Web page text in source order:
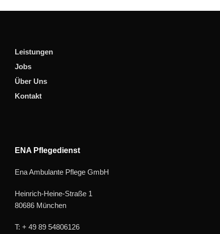
Leistungen
Jobs
Über Uns
Kontakt
ENA Pflegedienst
Ena Ambulante Pflege GmbH
Heinrich-Heine-Straße 1
80686 München
T: + 49 89 54806126